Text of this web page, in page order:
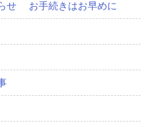
せ お手続きはお早めに